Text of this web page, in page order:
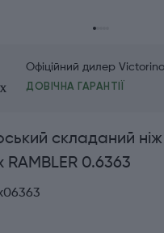
Офіційний дилер
ДОВІЧНА ГАРАНТІЇ
складаний
RAMBLER 0.6363